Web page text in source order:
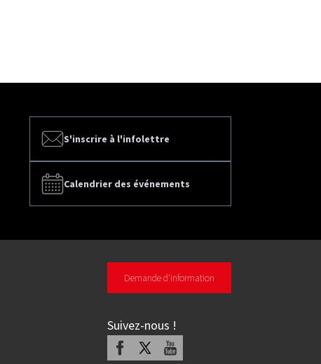
S'inscrire à l'infolettre
Calendrier des événements
Demande d'information
Suivez-nous !
Facebook Youtube